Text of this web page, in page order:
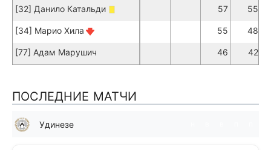
[32] Данило Катальди 57 55
[34] Марио Хила 55 48
[77] Адам Марушич 46 42
ПОСЛЕДНИЕ МАТЧИ
Удинезе